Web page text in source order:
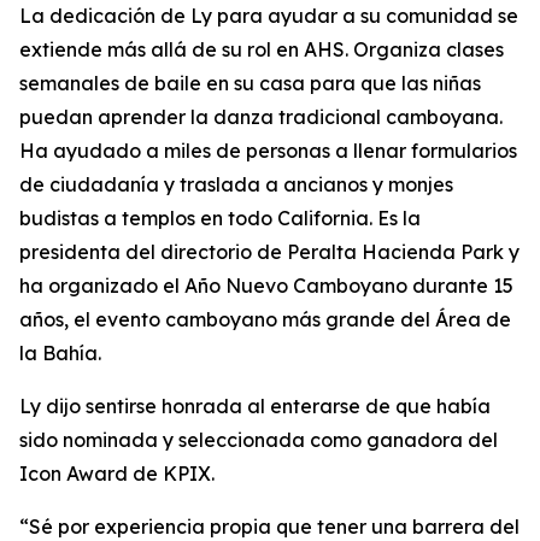
La dedicación de Ly para ayudar a su comunidad se
extiende más allá de su rol en AHS. Organiza clases
semanales de baile en su casa para que las niñas
puedan aprender la danza tradicional camboyana.
Ha ayudado a miles de personas a llenar formularios
de ciudadanía y traslada a ancianos y monjes
budistas a templos en todo California. Es la
presidenta del directorio de Peralta Hacienda Park y
ha organizado el Año Nuevo Camboyano durante 15
años, el evento camboyano más grande del Área de
la Bahía.
Ly dijo sentirse honrada al enterarse de que había
sido nominada y seleccionada como ganadora del
Icon Award de KPIX.
“Sé por experiencia propia que tener una barrera del